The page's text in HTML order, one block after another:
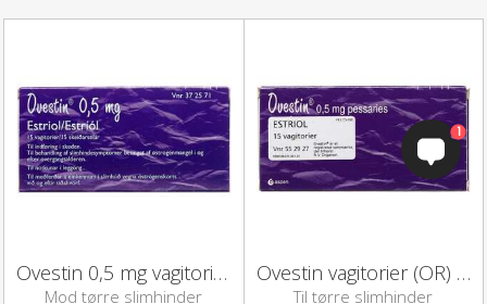
Ovestin 0,5 mg vagitorier 15 stk
Mod tørre slimhinder
Ovestin vagitorier (OR) 15 stk
Til tørre slimhinder
1